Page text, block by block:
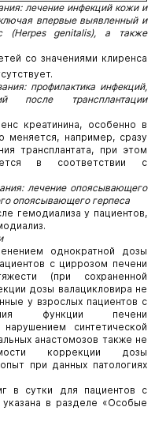
лечение инфекций кожи и
впервые выявленный и
(Herpes genitalis), а также
со значениями клиренса
профилактика инфекций,
трансплантации
креатинина, особенно в
меняется, например, сразу
трансплантата, при этом
в соответствии с
лечение опоясывающего
опоясывающего герпеса
гемодиализа у пациентов,
однократной дозы
с циррозом печени
(при сохраненной
дозы валацикловира не
у взрослых пациентов с
функции печени
синтетической
анастомозов также не
коррекции дозы
при данных патологиях
в сутки для пациентов с
в разделе «Особые